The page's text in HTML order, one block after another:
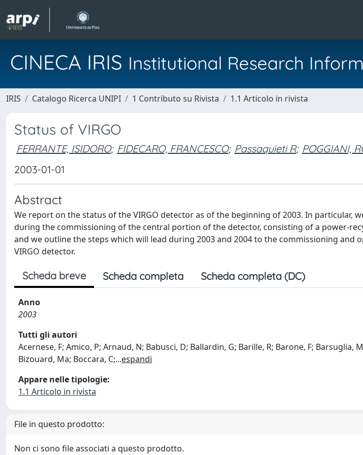
CINECA IRIS Institutional Research
IRIS Catalogo Ricerca UNIPI 1 Contributo su Rivista 1.1 Articolo in rivista
Status of VIRGO
FERRANTE, ISIDORO; FIDECARO, FRANCESCO; Passaquieti R; POGGIANI,
2003-01-01
Abstract
We report on the status of the VIRGO detector as of the beginning of 2003. In particular,
during the commissioning of the central portion of the detector, consisting of a power-
and we outline the steps which will lead during 2003 and 2004 to the commissioning and
VIRGO detector.
Scheda breve Scheda completa Scheda completa (DC)
Anno
2003
Tutti gli autori
Acernese, F; Amico, P; Arnaud, N; Babusci, D; Ballardin, G; Barille, R; Barone, F; Barsuglia,
Bizouard, Ma; Boccara, C;...espandi
Appare nelle tipologie:
1.1 Articolo in rivista
File in questo prodotto:
Non ci sono file associati a questo prodotto.